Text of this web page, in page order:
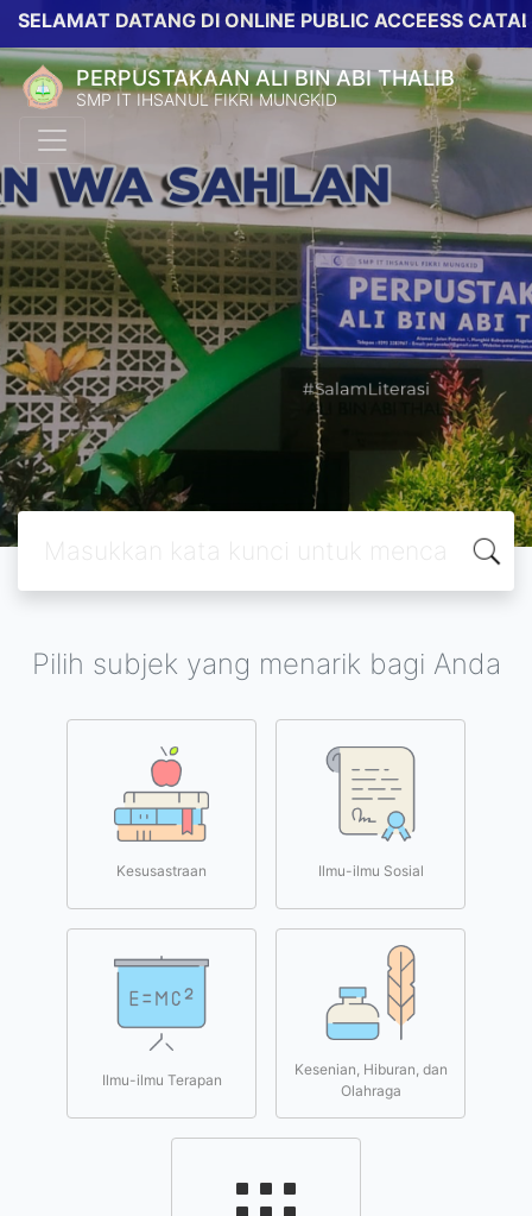
DATANG DI ONLINE PUBLIC ACCEESS
PERPUSTAKAAN ALI BIN ABI THALIB
SMP IT IHSANUL FIKRI MUNGKID
Pilih subjek yang menarik bagi Anda
Kesusastraan Ilmu-ilmu Sosial
Ilmu-ilmu Terapan
Kesenian, Hiburan, dan
Olahraga